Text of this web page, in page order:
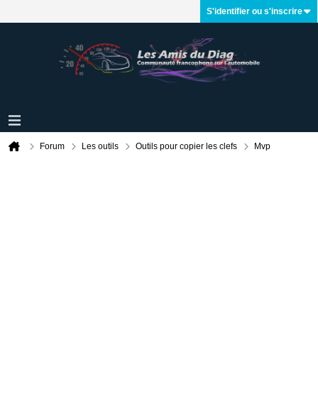
S'identifier ou s'inscrire
Forum Les outils Outils pour copier les clefs Mvp